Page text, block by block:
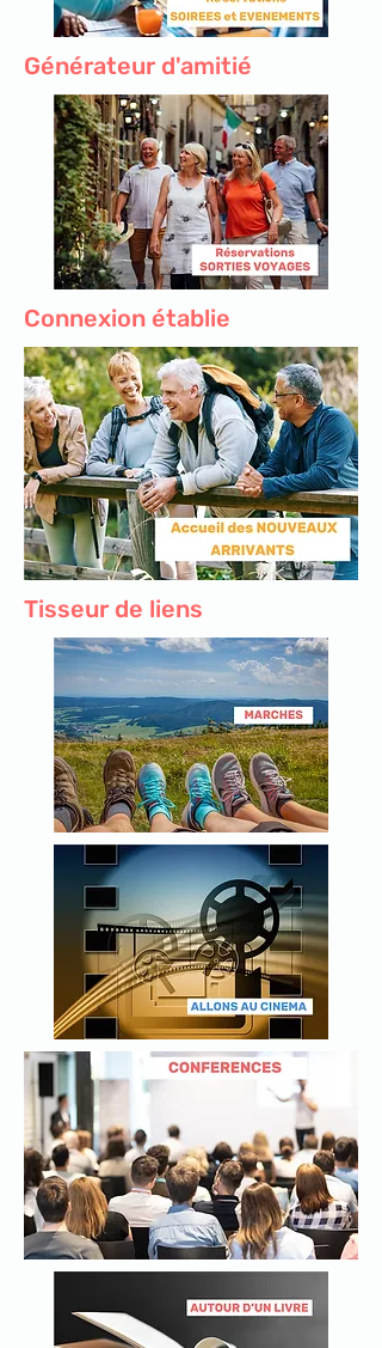
Générateur d'amitié
Connexion établie
Tisseur de liens